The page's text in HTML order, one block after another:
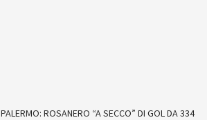
PALERMO: ROSANERO “A SECCO” DI GOL DA 334